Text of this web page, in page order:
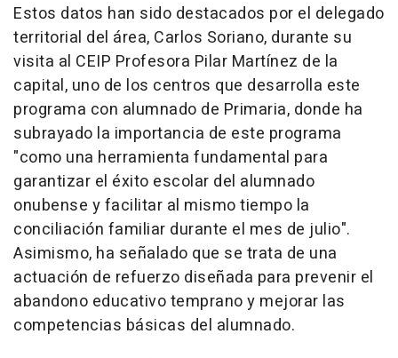
Estos datos han sido destacados por el delegado
territorial del área, Carlos Soriano, durante su
visita al CEIP Profesora Pilar Martínez de la
capital, uno de los centros que desarrolla este
programa con alumnado de Primaria, donde ha
subrayado la importancia de este programa
"como una herramienta fundamental para
garantizar el éxito escolar del alumnado
onubense y facilitar al mismo tiempo la
conciliación familiar durante el mes de julio".
Asimismo, ha señalado que se trata de una
actuación de refuerzo diseñada para prevenir el
abandono educativo temprano y mejorar las
competencias básicas del alumnado.